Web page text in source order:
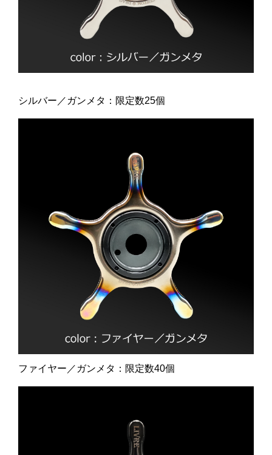
シルバー／ガンメタ：限定数25個
ファイヤー／ガンメタ：限定数40個